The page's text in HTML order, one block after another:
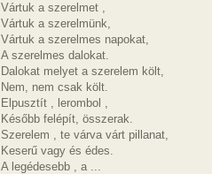
Vártuk a szerelmet ,
Vártuk a szerelmünk,
Vártuk a szerelmes napokat,
A szerelmes dalokat.
Dalokat melyet a szerelem költ,
Nem, nem csak költ.
Elpusztít , lerombol ,
Később felépít, összerak.
Szerelem , te várva várt pillanat,
Keserű vagy és édes.
A legédesebb , a ...